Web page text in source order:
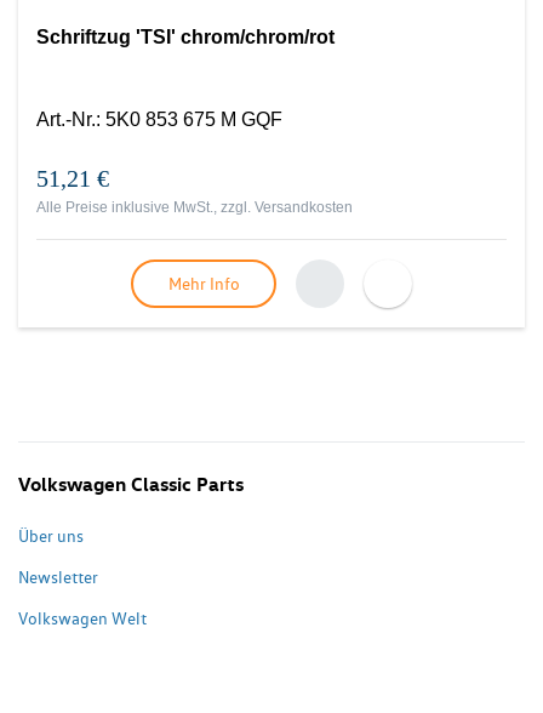
Schriftzug 'TSI' chrom/chrom/rot
Art.-Nr.: 5K0 853 675 M GQF
51,21 €
Alle Preise inklusive MwSt., zzgl. Versandkosten
Mehr Info
Volkswagen Classic Parts
Über uns
Newsletter
Volkswagen Welt